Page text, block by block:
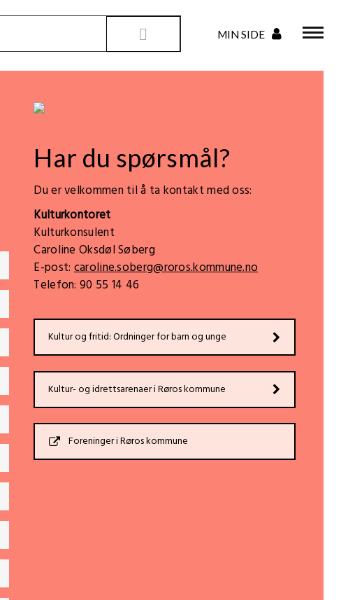
Har du spørsmål?
Du er velkommen til å ta kontakt med oss:
Kulturkontoret
Kulturkonsulent
Caroline Oksdøl Søberg
E-post:caroline.soberg@roros.kommune.no
Telefon: 90 55 14 46
Kultur og fritid: Ordninger for barn og unge
Kultur- og idrettsarenaer i Røros kommune
Foreninger i Røros kommune